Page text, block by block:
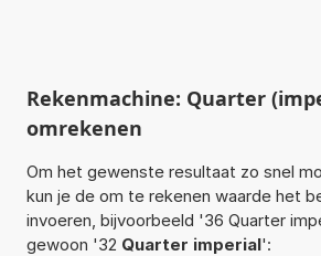
Rekenmachine: Quarter
omrekenen
Om het gewenste resultaat zo snel
kun je de om te rekenen waarde het
invoeren, bijvoorbeeld '36 Quarter
gewoon '32 Quarter imperial':